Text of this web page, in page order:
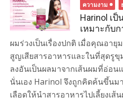
ความงาม
Harinol เ
เหมาะกับ
ผมร่วงเป็นเรื่องปกติ เมื่อคุณอา
สูญเสียสารอาหารและในที่สุดรู
ลงอันเป็นผลมาจากเส้นผมที่อ่อน
นั่นเอง Harinol จึงถูกคิดค้นขึ้นม
เลือดให้นำสารอาหารไปเลี้ยงเ